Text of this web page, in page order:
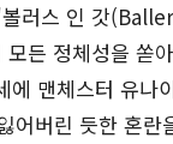
러스 인 갓
든 정체성을 쏟
맨체스터 유
어버린 듯한 혼